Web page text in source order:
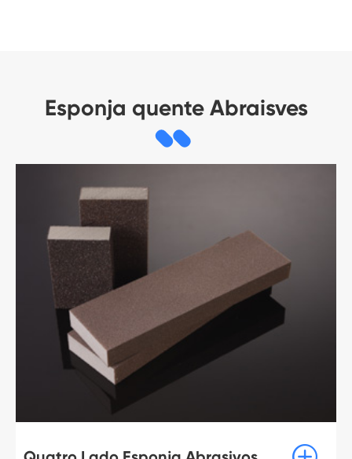
Esponja quente Abraisves